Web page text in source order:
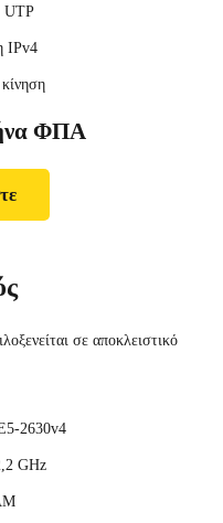
UTP
IPv4
ΦΠΑ
σε αποκλειστικό
2630v4
GHz